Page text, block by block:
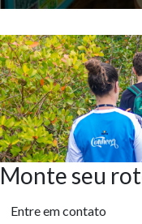
Monte seu
Entre em contato